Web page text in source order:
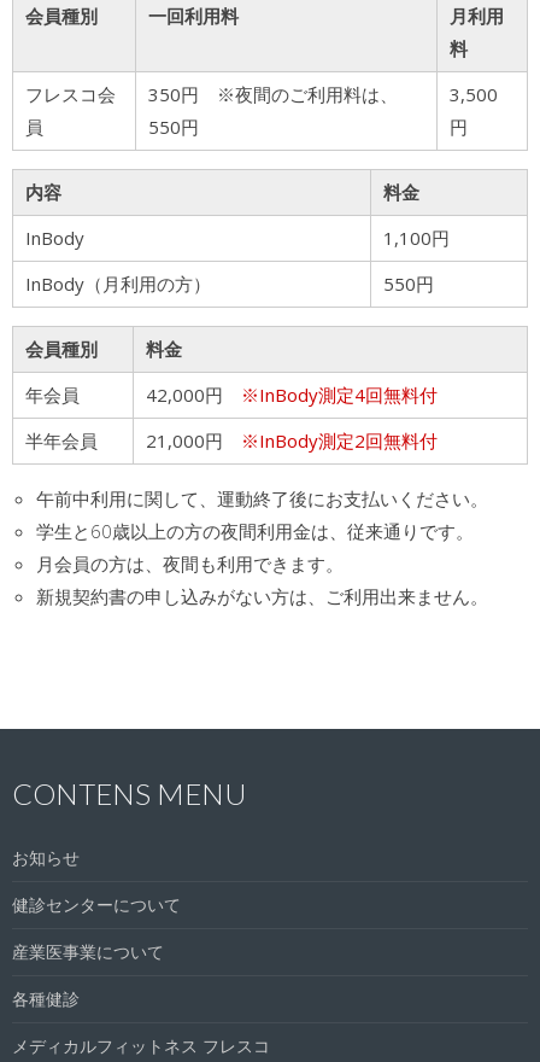
会員種別 一回利用料
月利用
料
フレスコ会
員
350円 ※夜間のご利用料は、
550円
3,500
円
内容
料金
InBody
1,100円
InBody（月利用の方）
550円
会員種別
料金
年会員
42,000円 ※InBody測定4回無料付
半年会員
21,000円 ※InBody測定2回無料付
午前中利用に関して、運動終了後にお支払いください。
学生と60歳以上の方の夜間利用金は、従来通りです。
月会員の方は、夜間も利用できます。
新規契約書の申し込みがない方は、ご利用出来ません。
CONTENS MENU
お知らせ
健診センターについて
産業医事業について
各種健診
メディカルフィットネス フレスコ